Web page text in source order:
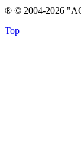
® © 2004-2026
Top